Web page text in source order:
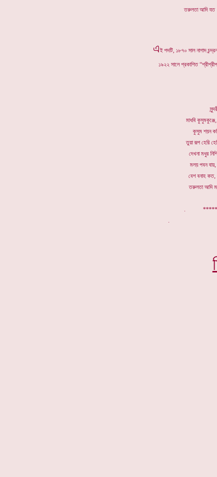
তরুলতা
এই পদটি, ১৮৭০ সাল নাগাদ
১৯২২ সালে প্রকাশিত
মাধবি
কুসুম শয়ন
তুয়া রূপ হেরি
দেখনা মধুর
মলয় পবন
বেশ বনাহ কত,
তরুলতা আদি
.